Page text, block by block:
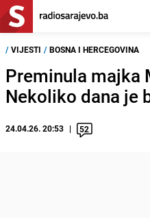
/ VIJESTI / BOSNA I HERCEGOVINA
Preminula majka
Nekoliko dana je
24.04.26. 20:53 52